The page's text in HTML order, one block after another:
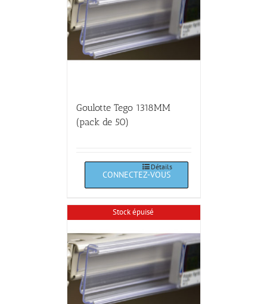
Goulotte Tego 1318MM
(pack de 50)
Détails
Stock épuisé